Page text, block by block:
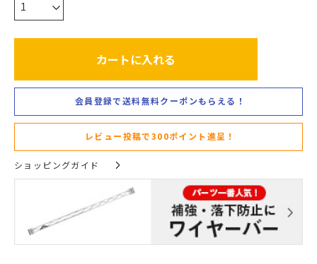
カートに入れる
会員登録で送料無料クーポンもらえる！
レビュー投稿で300ポイント進呈！
ショッピングガイド